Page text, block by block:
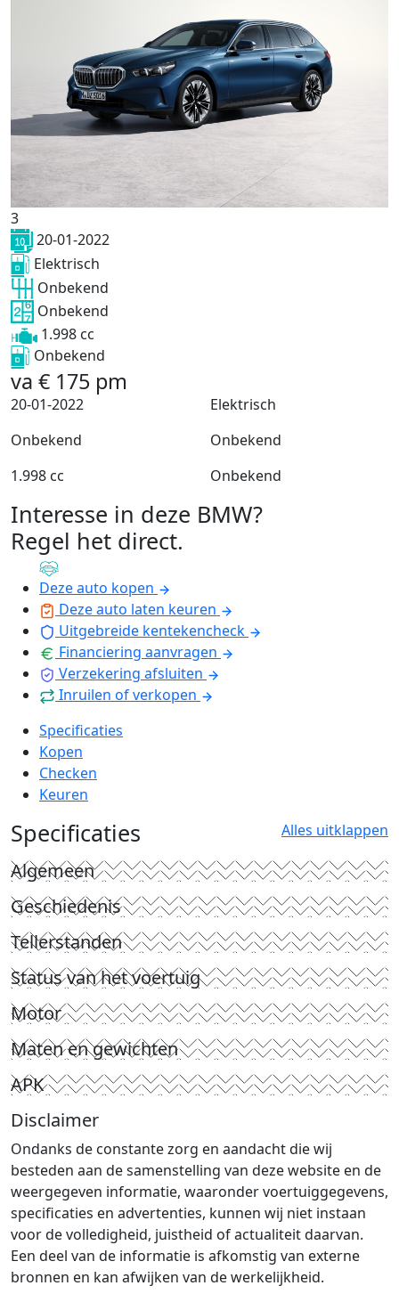
3
20-01-2022
Elektrisch
Onbekend
Onbekend
1.998 cc
Onbekend
va € 175 pm
20-01-2022
Elektrisch
Onbekend
Onbekend
1.998 cc
Onbekend
Interesse in deze BMW?
Regel het direct.
Deze auto kopen
Deze auto laten keuren
Uitgebreide kentekencheck
Financiering aanvragen
Verzekering afsluiten
Inruilen of verkopen
Specificaties
Kopen
Checken
Keuren
Specificaties Alles uitklappen
Algemeen
Geschiedenis
Tellerstanden
Status van het voertuig
Motor
Maten en gewichten
APK
Disclaimer
Ondanks de constante zorg en aandacht die wij
besteden aan de samenstelling van deze website en de
weergegeven informatie, waaronder voertuiggegevens,
specificaties en advertenties, kunnen wij niet instaan
voor de volledigheid, juistheid of actualiteit daarvan.
Een deel van de informatie is afkomstig van externe
bronnen en kan afwijken van de werkelijkheid.